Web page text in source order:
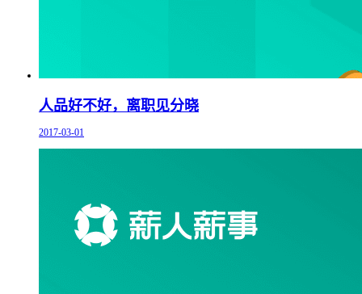
人品好不好，离职见分晓
2017-03-01